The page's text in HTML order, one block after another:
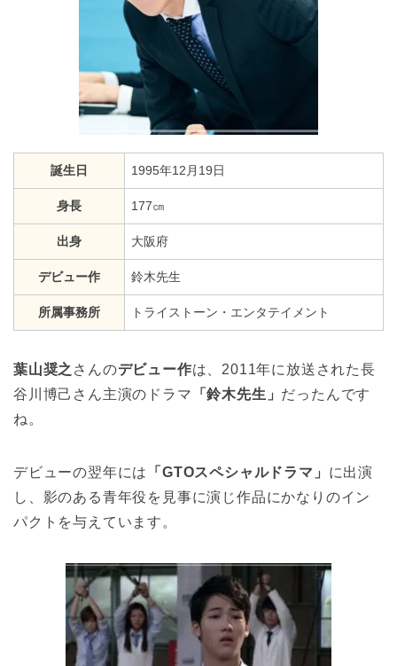
誕生日 1995年12月19日
身長 177㎝
出身 大阪府
デビュー作 鈴木先生
所属事務所 トライストーン・エンタテイメント
葉山奨之 さんのデビュー作は、2011年に放送された長
谷川博己さん主演のドラマ 「鈴木先生」 だったんです
ね。
デビューの翌年には 「GTOスペシャルドラマ」 に出演
し、影のある青年役を見事に演じ作品にかなりのイン
パクトを与えています。